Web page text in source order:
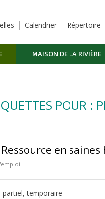
Calendrier Répertoire
MAISON DE LA RIVIÈRE
POUR :
en
partiel, temporaire